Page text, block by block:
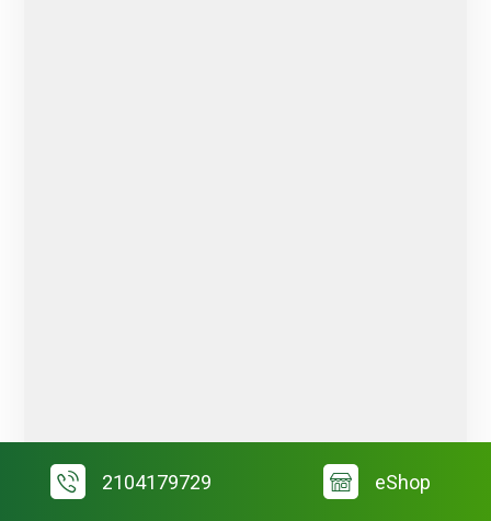
2104179729 eShop